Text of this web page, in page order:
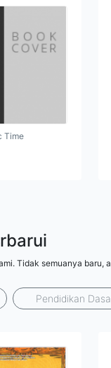
Time
Tidak semuanya
Pendidikan